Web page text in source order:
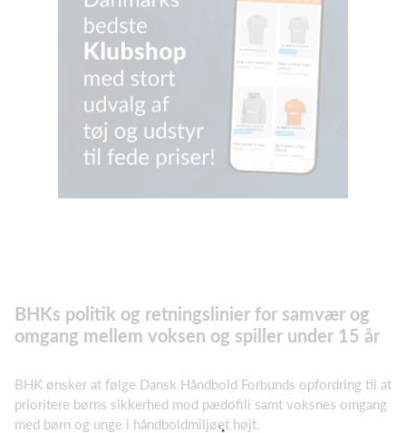
BHKs politik og retningslinier for samvær og
omgang mellem voksen og spiller under 15 år
BHK ønsker at følge Dansk Håndbold Forbunds opfordring til at
prioritere børns sikkerhed mod pædofili samt voksnes omgang
med børn og unge i håndboldmiljøet højt.